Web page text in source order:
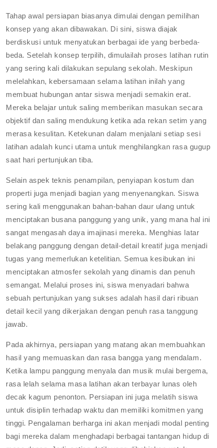
Tahap awal persiapan biasanya dimulai dengan pemilihan
konsep yang akan dibawakan. Di sini, siswa diajak
berdiskusi untuk menyatukan berbagai ide yang berbeda-
beda. Setelah konsep terpilih, dimulailah proses latihan rutin
yang sering kali dilakukan sepulang sekolah. Meskipun
melelahkan, kebersamaan selama latihan inilah yang
membuat hubungan antar siswa menjadi semakin erat.
Mereka belajar untuk saling memberikan masukan secara
objektif dan saling mendukung ketika ada rekan setim yang
merasa kesulitan. Ketekunan dalam menjalani setiap sesi
latihan adalah kunci utama untuk menghilangkan rasa gugup
saat hari pertunjukan tiba.
Selain aspek teknis penampilan, penyiapan kostum dan
properti juga menjadi bagian yang menyenangkan. Siswa
sering kali menggunakan bahan-bahan daur ulang untuk
menciptakan busana panggung yang unik, yang mana hal ini
sangat mengasah daya imajinasi mereka. Menghias latar
belakang panggung dengan detail-detail kreatif juga menjadi
tugas yang memerlukan ketelitian. Semua kesibukan ini
menciptakan atmosfer sekolah yang dinamis dan penuh
semangat. Melalui proses ini, siswa menyadari bahwa
sebuah pertunjukan yang sukses adalah hasil dari ribuan
detail kecil yang dikerjakan dengan penuh rasa tanggung
jawab.
Pada akhirnya, persiapan yang matang akan membuahkan
hasil yang memuaskan dan rasa bangga yang mendalam.
Ketika lampu panggung menyala dan musik mulai bergema,
rasa lelah selama masa latihan akan terbayar lunas oleh
decak kagum penonton. Persiapan ini juga melatih siswa
untuk disiplin terhadap waktu dan memiliki komitmen yang
tinggi. Pengalaman berharga ini akan menjadi modal penting
bagi mereka dalam menghadapi berbagai tantangan hidup di